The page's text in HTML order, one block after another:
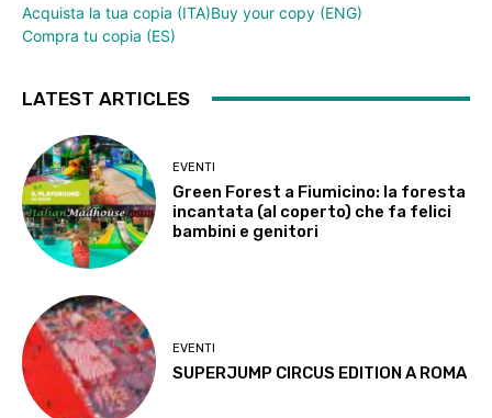
Acquista la tua copia (ITA)Buy your copy (ENG)
Compra tu copia (ES)
LATEST ARTICLES
EVENTI
Green Forest a Fiumicino: la foresta
incantata (al coperto) che fa felici
bambini e genitori
EVENTI
SUPERJUMP CIRCUS EDITION A ROMA